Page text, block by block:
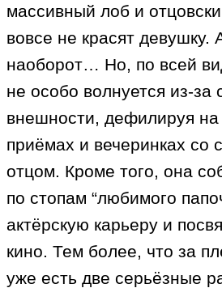
массивный лоб и
вовсе не красят девушку.
наоборот… Но, по всей
не особо волнуется из-за
внешности, дефилируя на
приёмах и вечеринках со
отцом. Кроме того, она
по стопам “любимого
актёрскую карьеру и
кино. Тем более, что за
уже есть две серьёзные